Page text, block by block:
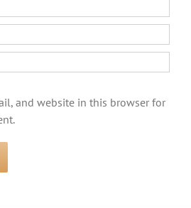
and website in this browser for